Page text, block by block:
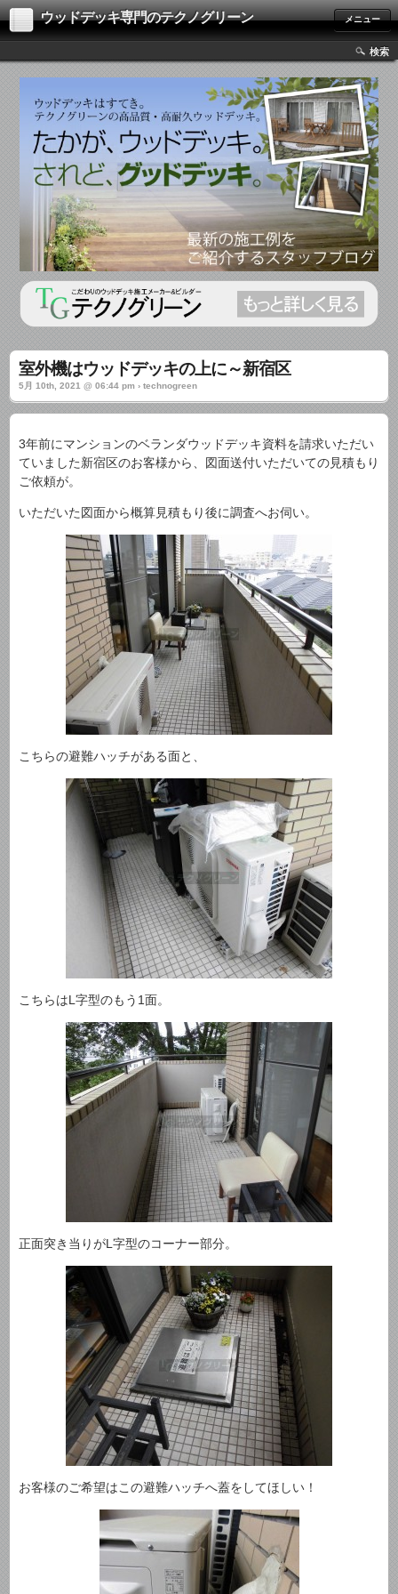
ウッドデッキ専門のテクノグリーン メニュー
検索
室外機はウッドデッキの上に～新宿区
5月 10th, 2021 @ 06:44 pm › technogreen
3年前にマンションのベランダウッドデッキ資料を請求いただい
ていました新宿区のお客様から、図面送付いただいての見積もり
ご依頼が。
いただいた図面から概算見積もり後に調査へお伺い。
こちらの避難ハッチがある面と、
こちらはL字型のもう1面。
正面突き当りがL字型のコーナー部分。
お客様のご希望はこの避難ハッチへ蓋をしてほしい！